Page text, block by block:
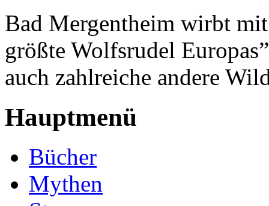
Bad Mergentheim wirbt
größte Wolfsrudel
auch zahlreiche andere
Hauptmenü
Bücher
Mythen